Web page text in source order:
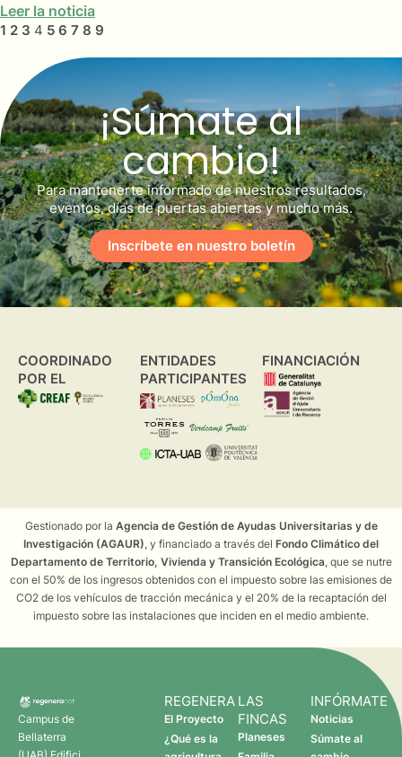
Leer la noticia
1 2 3 4 5 6 7 8 9
¡Súmate al
cambio!
Para mantenerte informado de nuestros resultados,
eventos, días de puertas abiertas y mucho más.
Inscríbete en nuestro boletín
COORDINADO
POR EL
ENTIDADES
PARTICIPANTES
FINANCIACIÓN
Gestionado por la Agencia de Gestión de Ayudas Universitarias y de
Investigación (AGAUR), y financiado a través del Fondo Climático del
Departamento de Territorio, Vivienda y Transición Ecológica, que se nutre
con el 50% de los ingresos obtenidos con el impuesto sobre las emisiones de
CO2 de los vehículos de tracción mecánica y el 20% de la recaptación del
impuesto sobre las instalaciones que inciden en el medio ambiente.
Campus de
Bellaterra
REGENERA
El Proyecto
¿Qué es la
LAS
FINCAS
Planeses
INFÓRMATE
Noticias
Súmate al